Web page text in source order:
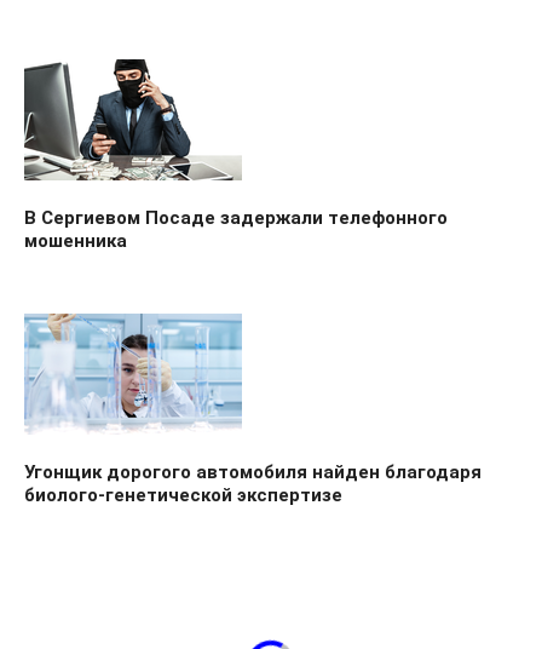
В Сергиевом Посаде задержали телефонного
мошенника
Угонщик дорогого автомобиля найден благодаря
биолого-генетической экспертизе